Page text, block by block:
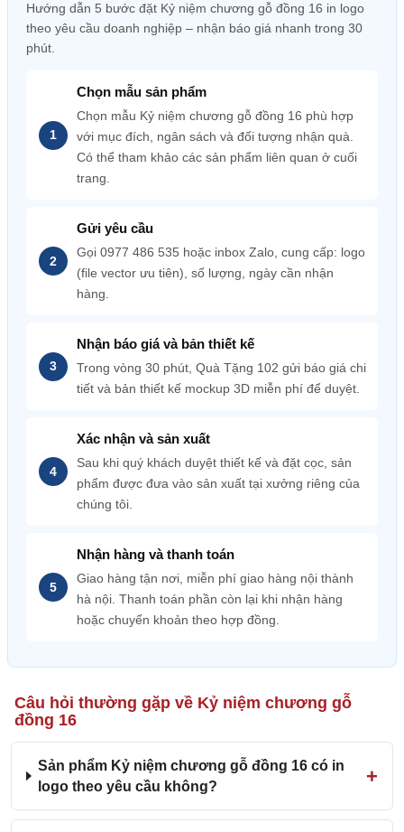
Hướng dẫn 5 bước đặt Kỷ niệm chương gỗ đồng 16 in logo
theo yêu cầu doanh nghiệp – nhận báo giá nhanh trong 30
phút.
Chọn mẫu sản phẩm
Chọn mẫu Kỷ niệm chương gỗ đồng 16 phù hợp
với mục đích, ngân sách và đối tượng nhận quà.
Có thể tham khảo các sản phẩm liên quan ở cuối
trang.
Gửi yêu cầu
Gọi 0977 486 535 hoặc inbox Zalo, cung cấp: logo
(file vector ưu tiên), số lượng, ngày cần nhận
hàng.
Nhận báo giá và bản thiết kế
Trong vòng 30 phút, Quà Tặng 102 gửi báo giá chi
tiết và bản thiết kế mockup 3D miễn phí để duyệt.
Xác nhận và sản xuất
Sau khi quý khách duyệt thiết kế và đặt cọc, sản
phẩm được đưa vào sản xuất tại xưởng riêng của
chúng tôi.
Nhận hàng và thanh toán
Giao hàng tận nơi, miễn phí giao hàng nội thành
hà nội. Thanh toán phần còn lại khi nhận hàng
hoặc chuyển khoản theo hợp đồng.
Câu hỏi thường gặp về Kỷ niệm chương gỗ
đồng 16
Sản phẩm Kỷ niệm chương gỗ đồng 16 có in
logo theo yêu cầu không?